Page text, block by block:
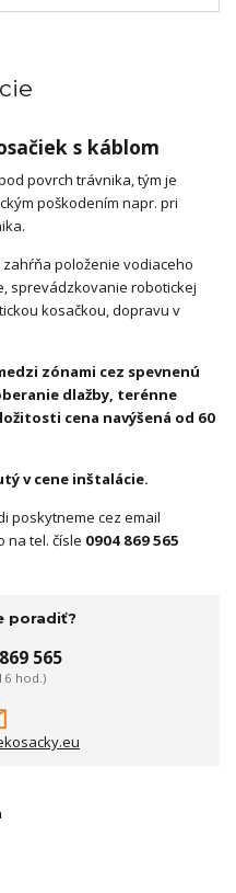
s káblom
povrch trávnika, tým je
poškodením napr. pri
položenie vodiaceho
sprevádzkovanie robotickej
kosačkou, dopravu v
zónami cez spevnenú
dlažby, terénne
cena navýšená od 60
v cene inštalácie.
poskytneme cez email
na tel. čísle 0904 869 565
poradiť?
565
hod.)